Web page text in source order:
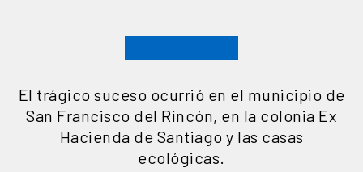
El trágico suceso ocurrió en el municipio de
San Francisco del Rincón, en la colonia Ex
Hacienda de Santiago y las casas
ecológicas.